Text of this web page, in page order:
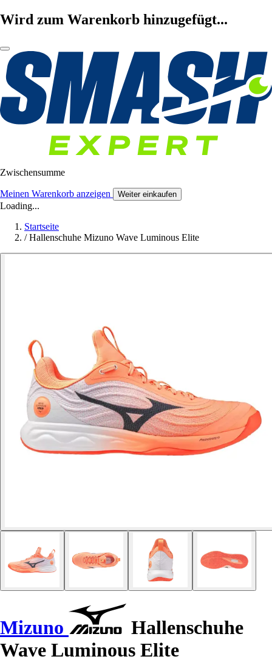
Wird zum Warenkorb hinzugefügt...
Zwischensumme
Meinen Warenkorb anzeigen Weiter einkaufen
Loading...
Startseite
/ Hallenschuhe Mizuno Wave Luminous Elite
Mizuno
Hallenschuhe
Wave Luminous Elite